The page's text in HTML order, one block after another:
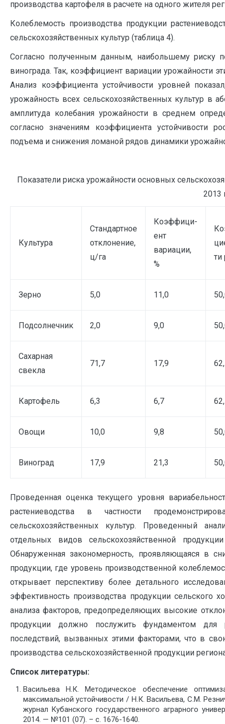
производства картофеля в расчете на одного жителя
Колеблемость производства продукции
сельскохозяйственных культур (таблица 4).
Согласно полученным данным, наибольшему риску
винограда. Так, коэффициент вариации урожайности
Анализ коэффициента устойчивости уровней
урожайность всех сельскохозяйственных культур в
амплитуда колебания урожайности в среднем
согласно значениям коэффициента устойчивости
подъема и снижения ломаной рядов динамики
Показатели риска урожайности основных
2013
Культура
Стандартное
отклонение,
ц/га
Коэффици-
ент
вариации,
%
ти
Зерно 5,0 11,0
Подсолнечник 2,0 9,0
Сахарная
свекла
71,7 17,9
Картофель 6,3 6,7
Овощи 10,0 9,8
Виноград 17,9 21,3
Проведенная оценка текущего уровня
растениеводства в частности
сельскохозяйственных культур. Проведенный
отдельных видов сельскохозяйственной
Обнаруженная закономерность, проявляющаяся в
продукции, где уровень производственной
открывает перспективу более детального
эффективность производства продукции сельского
анализа факторов, предопределяющих высокие
продукции должно послужить фундаментом для
последствий, вызванных этими факторами, что в
производства сельскохозяйственной продукции
Список литературы:
Васильева Н.К. Методическое обеспечение
максимальной устойчивости / Н.К. Васильева, С.М.
журнал Кубанского государственного аграрного
2014. — №101 (07). – с. 1676-1640.